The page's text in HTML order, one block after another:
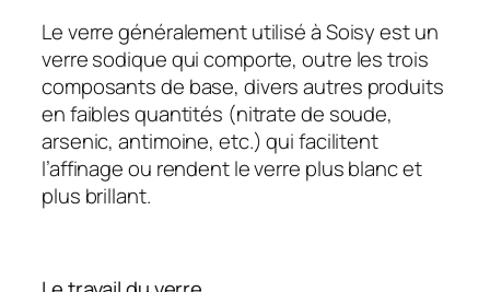
Le verre généralement utilisé à Soisy est un
verre sodique qui comporte, outre les trois
composants de base, divers autres produits
en faibles quantités (nitrate de soude,
arsenic, antimoine, etc.) qui facilitent
l’affinage ou rendent le verre plus blanc et
plus brillant.